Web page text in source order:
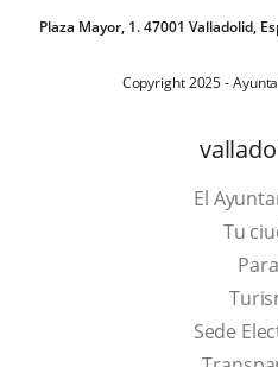
Plaza Mayor, 1. 47001 Valladolid,
Copyright 2025 -
El
Tu
Sede